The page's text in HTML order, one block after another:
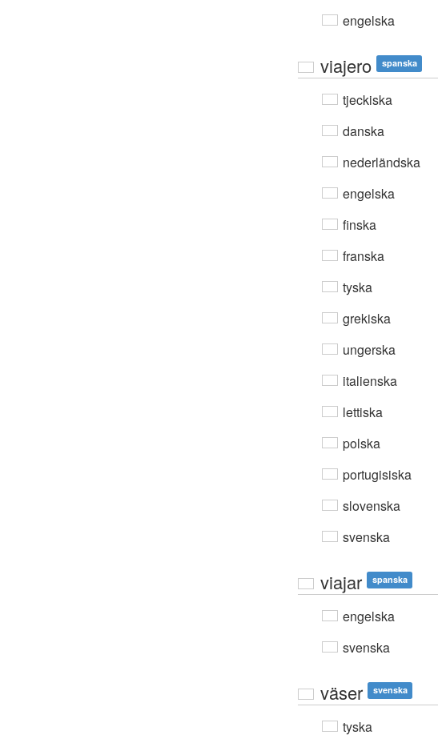
engelska
viajero spanska
tjeckiska
danska
nederländska
engelska
finska
franska
tyska
grekiska
ungerska
italienska
lettiska
polska
portugisiska
slovenska
svenska
viajar spanska
engelska
svenska
väser svenska
tyska